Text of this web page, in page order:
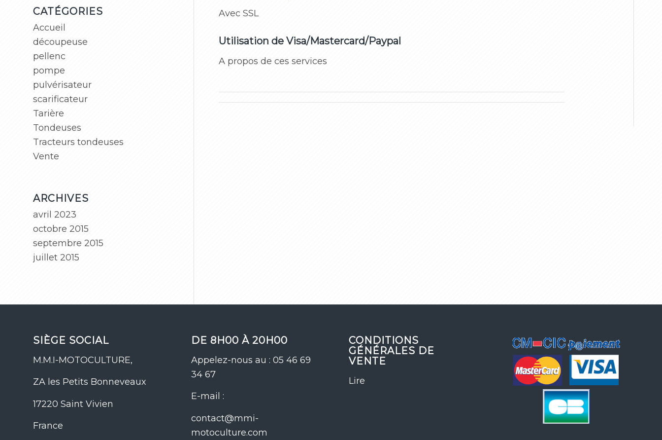
Avec SSL
Utilisation de Visa/Mastercard/Paypal
A propos de ces services
CATÉGORIES
Accueil
découpeuse
pellenc
pompe
pulvérisateur
scarificateur
Tarière
Tondeuses
Tracteurs tondeuses
Vente
ARCHIVES
avril 2023
octobre 2015
septembre 2015
juillet 2015
SIÈGE SOCIAL
M.M.I-MOTOCULTURE,
ZA les Petits Bonneveaux
17220 Saint Vivien
France
DE 8H00 À 20H00
Appelez-nous au : 05 46 69
34 67
E-mail :
contact@mmi-
motoculture.com
CONDITIONS
GÉNÉRALES DE
VENTE
Lire